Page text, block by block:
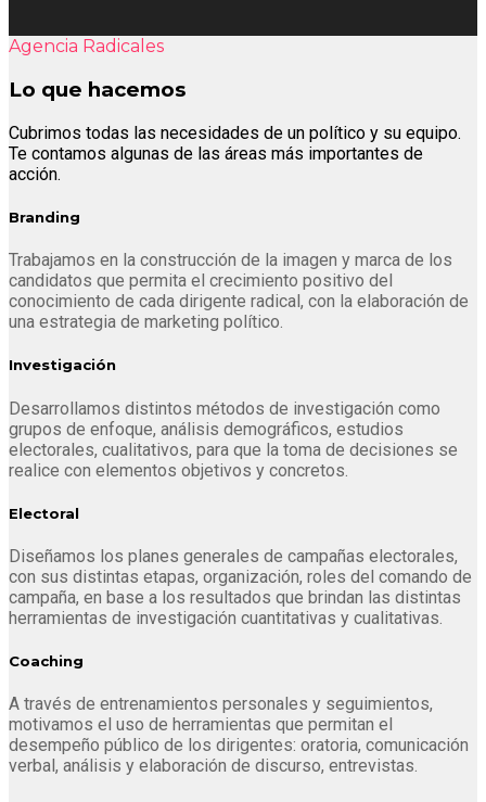
Agencia Radicales
Lo que hacemos
Cubrimos todas las necesidades de un político y su equipo.
Te contamos algunas de las áreas más importantes de
acción.
Branding
Trabajamos en la construcción de la imagen y marca de los
candidatos que permita el crecimiento positivo del
conocimiento de cada dirigente radical, con la elaboración de
una estrategia de marketing político.
Investigación
Desarrollamos distintos métodos de investigación como
grupos de enfoque, análisis demográficos, estudios
electorales, cualitativos, para que la toma de decisiones se
realice con elementos objetivos y concretos.
Electoral
Diseñamos los planes generales de campañas electorales,
con sus distintas etapas, organización, roles del comando de
campaña, en base a los resultados que brindan las distintas
herramientas de investigación cuantitativas y cualitativas.
Coaching
A través de entrenamientos personales y seguimientos,
motivamos el uso de herramientas que permitan el
desempeño público de los dirigentes: oratoria, comunicación
verbal, análisis y elaboración de discurso, entrevistas.